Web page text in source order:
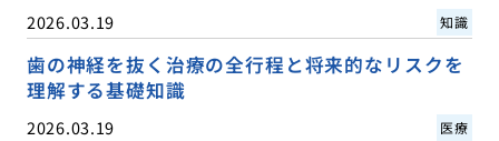
2026.03.19 知識
歯の神経を抜く治療の全行程と将来的なリスクを
理解する基礎知識
2026.03.19 医療